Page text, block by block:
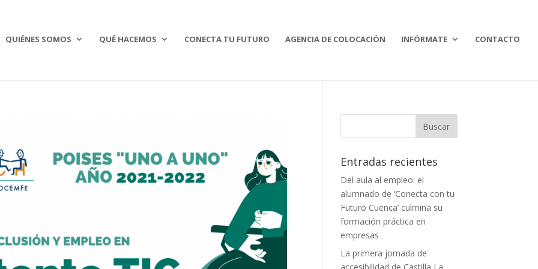
QUIÉNES SOMOS QUÉ HACEMOS CONECTA TU FUTURO AGENCIA DE COLOCACIÓN INFÓRMATE CONTACTO
Buscar:
Entradas recientes
Del aula al empleo: el
alumnado de ‘Conecta con tu
Futuro Cuenca’ culmina su
formación práctica en
empresas
La primera jornada de